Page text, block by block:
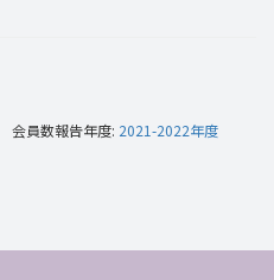
会員数報告年度: 2021-2022年度